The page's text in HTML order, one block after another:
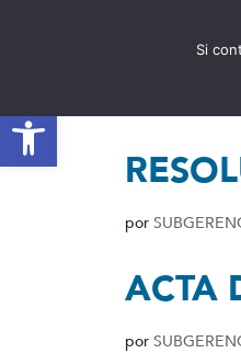
Abrir barra
por
ACTA
por
Si